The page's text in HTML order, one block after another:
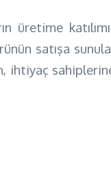
üretime
satışa
ihtiyaç